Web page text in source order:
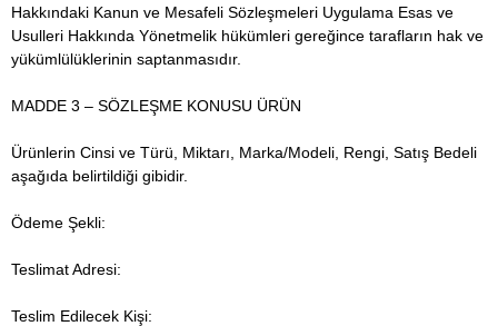
Hakkındaki Kanun ve Mesafeli Sözleşmeleri Uygulama Esas ve
Usulleri Hakkında Yönetmelik hükümleri gereğince tarafların hak ve
yükümlülüklerinin saptanmasıdır.
MADDE 3 – SÖZLEŞME KONUSU ÜRÜN
Ürünlerin Cinsi ve Türü, Miktarı, Marka/Modeli, Rengi, Satış Bedeli
aşağıda belirtildiği gibidir.
Ödeme Şekli:
Teslimat Adresi:
Teslim Edilecek Kişi: